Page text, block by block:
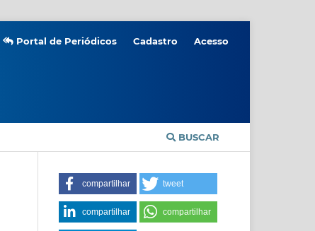
BUSCAR
Portal de Periódicos Cadastro Acesso
compartilhar tweet
compartilhar compartilhar